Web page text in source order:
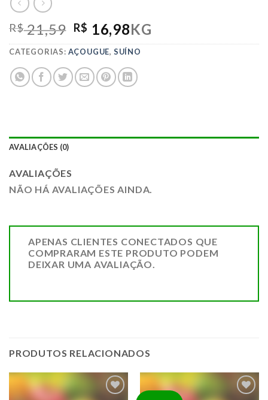
R$21,59 O
PREÇO
ORIGINAL
ERA:
R$ 21,59.
R$ 16,98O
PREÇO
ATUAL
É:
R$ 16,98.
KG
CATEGORIAS: AÇOUGUE, SUÍNO
AVALIAÇÕES (0)
AVALIAÇÕES
NÃO HÁ AVALIAÇÕES AINDA.
APENAS CLIENTES CONECTADOS QUE
COMPRARAM ESTE PRODUTO PODEM
DEIXAR UMA AVALIAÇÃO.
PRODUTOS RELACIONADOS